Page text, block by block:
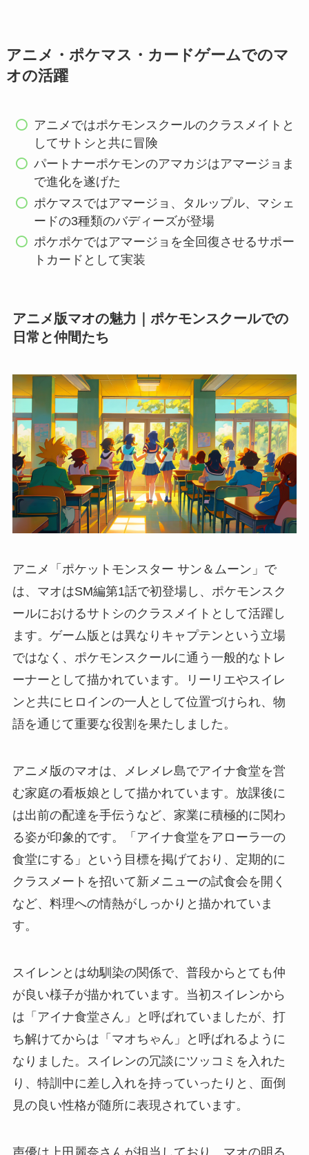
アニメ・ポケマス・カードゲームでのマ
オの活躍
アニメではポケモンスクールのクラスメイトと
してサトシと共に冒険
パートナーポケモンのアマカジはアマージョま
で進化を遂げた
ポケマスではアマージョ、タルップル、マシェ
ードの3種類のバディーズが登場
ポケポケではアマージョを全回復させるサポー
トカードとして実装
アニメ版マオの魅力｜ポケモンスクールでの
日常と仲間たち
アニメ「ポケットモンスター サン＆ムーン」で
は、マオはSM編第1話で初登場し、ポケモンスク
ールにおけるサトシのクラスメイトとして活躍し
ます。ゲーム版とは異なりキャプテンという立場
ではなく、ポケモンスクールに通う一般的なトレ
ーナーとして描かれています。リーリエやスイレ
ンと共にヒロインの一人として位置づけられ、物
語を通じて重要な役割を果たしました。
アニメ版のマオは、メレメレ島でアイナ食堂を営
む家庭の看板娘として描かれています。放課後に
は出前の配達を手伝うなど、家業に積極的に関わ
る姿が印象的です。「アイナ食堂をアローラ一の
食堂にする」という目標を掲げており、定期的に
クラスメートを招いて新メニューの試食会を開く
など、料理への情熱がしっかりと描かれていま
す。
スイレンとは幼馴染の関係で、普段からとても仲
が良い様子が描かれています。当初スイレンから
は「アイナ食堂さん」と呼ばれていましたが、打
ち解けてからは「マオちゃん」と呼ばれるように
なりました。スイレンの冗談にツッコミを入れた
り、特訓中に差し入れを持っていったりと、面倒
見の良い性格が随所に表現されています。
声優は上田麗奈さんが担当しており、マオの明る